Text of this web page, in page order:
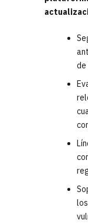
de